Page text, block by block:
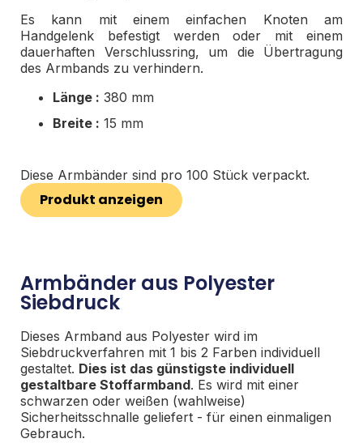
Es kann mit einem einfachen Knoten am
Handgelenk befestigt werden oder mit einem
dauerhaften Verschlussring, um die Übertragung
des Armbands zu verhindern.
Länge : 380 mm
Breite : 15 mm
Diese Armbänder sind pro 100 Stück verpackt.
Produkt anzeigen
Armbänder aus Polyester
Siebdruck
Dieses Armband aus Polyester wird im
Siebdruckverfahren mit 1 bis 2 Farben individuell
gestaltet. Dies ist das günstigste individuell
gestaltbare Stoffarmband. Es wird mit einer
schwarzen oder weißen (wahlweise)
Sicherheitsschnalle geliefert - für einen einmaligen
Gebrauch.